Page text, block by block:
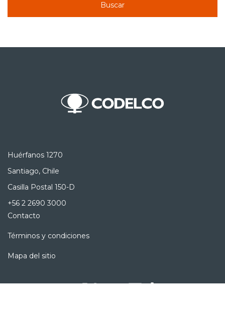
Buscar
Huérfanos 1270
Santiago, Chile
Casilla Postal 150-D
+56 2 2690 3000
Contacto
Términos y condiciones
Mapa del sitio